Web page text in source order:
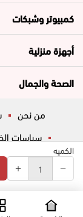
الكميه
كمبيوتر وشبكات
أجهزة منزلية
الصحة والجمال
من نحن
سياسات